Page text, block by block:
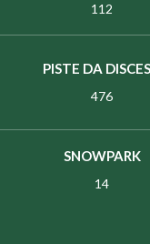
112
PISTE DA
476
SNOWPARK
14